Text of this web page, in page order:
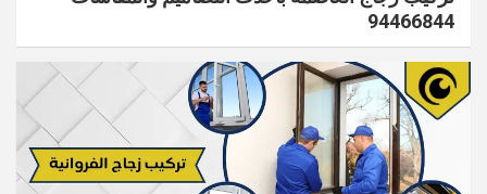
94466844